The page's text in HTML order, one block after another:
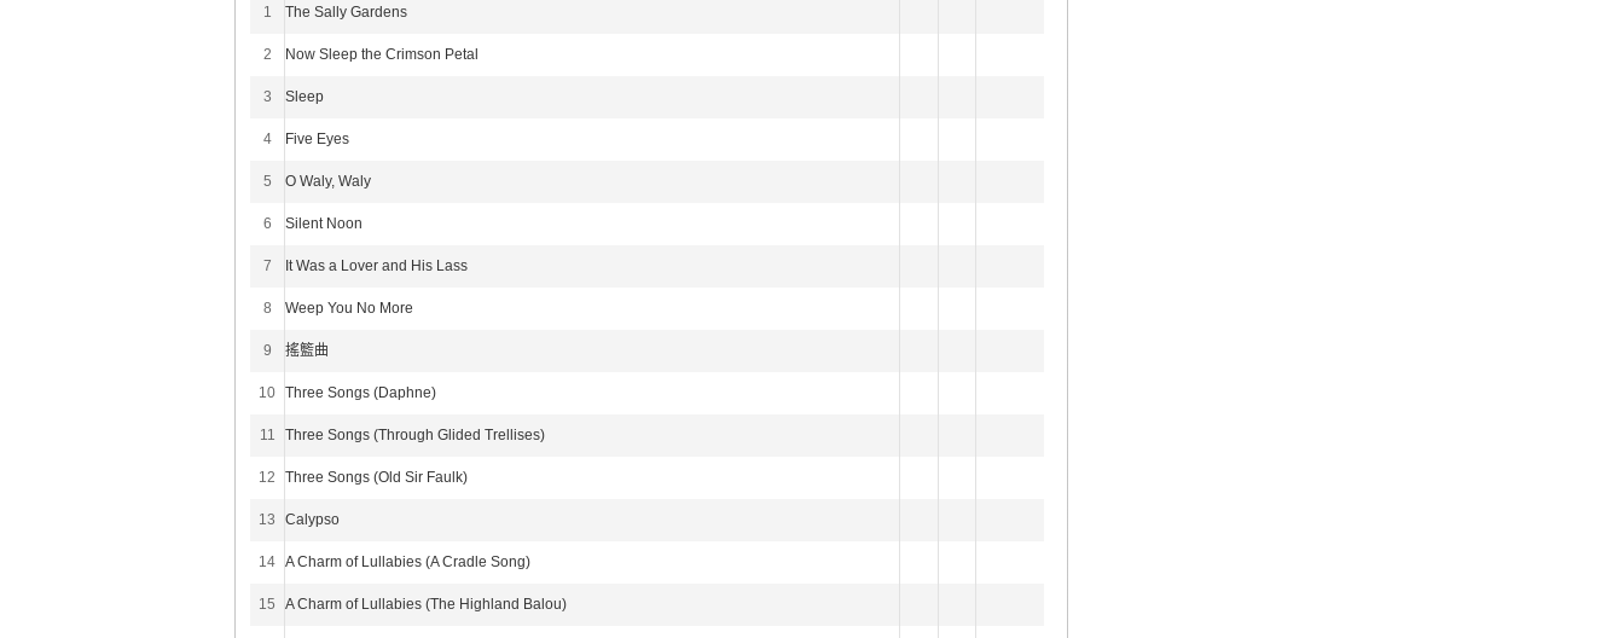
1 The Sally Gardens
2 Now Sleep the Crimson Petal
3 Sleep
4 Five Eyes
5 O Waly, Waly
6 Silent Noon
7 It Was a Lover and His Lass
8 Weep You No More
9 搖籃曲
10 Three Songs (Daphne)
11 Three Songs (Through Glided Trellises)
12 Three Songs (Old Sir Faulk)
13 Calypso
14 A Charm of Lullabies (A Cradle Song)
15 A Charm of Lullabies (The Highland Balou)